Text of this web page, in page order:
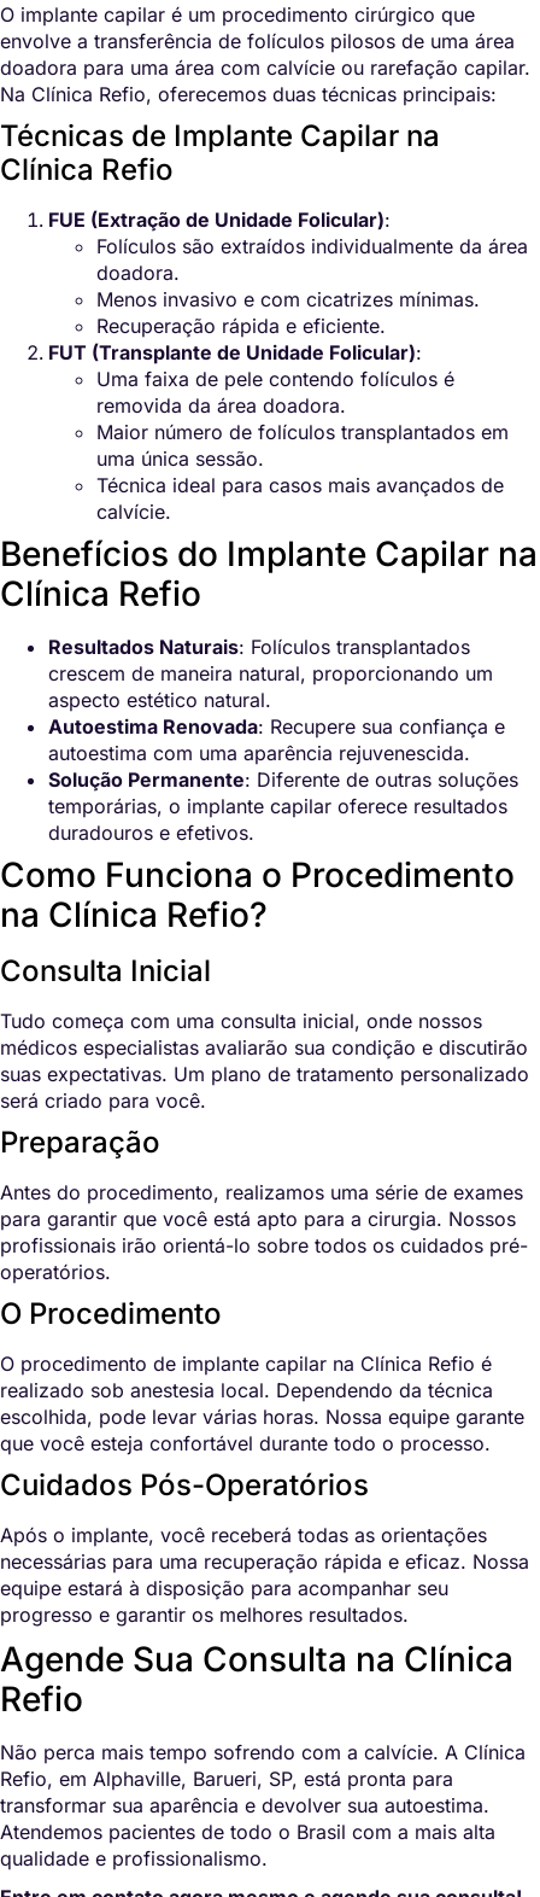
O implante capilar é um procedimento cirúrgico que
envolve a transferência de folículos pilosos de uma área
doadora para uma área com calvície ou rarefação capilar.
Na Clínica Refio, oferecemos duas técnicas principais:
Técnicas de Implante Capilar na
Clínica Refio
FUE (Extração de Unidade Folicular):
Folículos são extraídos individualmente da área
doadora.
Menos invasivo e com cicatrizes mínimas.
Recuperação rápida e eficiente.
FUT (Transplante de Unidade Folicular):
Uma faixa de pele contendo folículos é
removida da área doadora.
Maior número de folículos transplantados em
uma única sessão.
Técnica ideal para casos mais avançados de
calvície.
Benefícios do Implante Capilar na
Clínica Refio
Resultados Naturais: Folículos transplantados
crescem de maneira natural, proporcionando um
aspecto estético natural.
Autoestima Renovada: Recupere sua confiança e
autoestima com uma aparência rejuvenescida.
Solução Permanente: Diferente de outras soluções
temporárias, o implante capilar oferece resultados
duradouros e efetivos.
Como Funciona o Procedimento
na Clínica Refio?
Consulta Inicial
Tudo começa com uma consulta inicial, onde nossos
médicos especialistas avaliarão sua condição e discutirão
suas expectativas. Um plano de tratamento personalizado
será criado para você.
Preparação
Antes do procedimento, realizamos uma série de exames
para garantir que você está apto para a cirurgia. Nossos
profissionais irão orientá-lo sobre todos os cuidados pré-
operatórios.
O Procedimento
O procedimento de implante capilar na Clínica Refio é
realizado sob anestesia local. Dependendo da técnica
escolhida, pode levar várias horas. Nossa equipe garante
que você esteja confortável durante todo o processo.
Cuidados Pós-Operatórios
Após o implante, você receberá todas as orientações
necessárias para uma recuperação rápida e eficaz. Nossa
equipe estará à disposição para acompanhar seu
progresso e garantir os melhores resultados.
Agende Sua Consulta na Clínica
Refio
Não perca mais tempo sofrendo com a calvície. A Clínica
Refio, em Alphaville, Barueri, SP, está pronta para
transformar sua aparência e devolver sua autoestima.
Atendemos pacientes de todo o Brasil com a mais alta
qualidade e profissionalismo.